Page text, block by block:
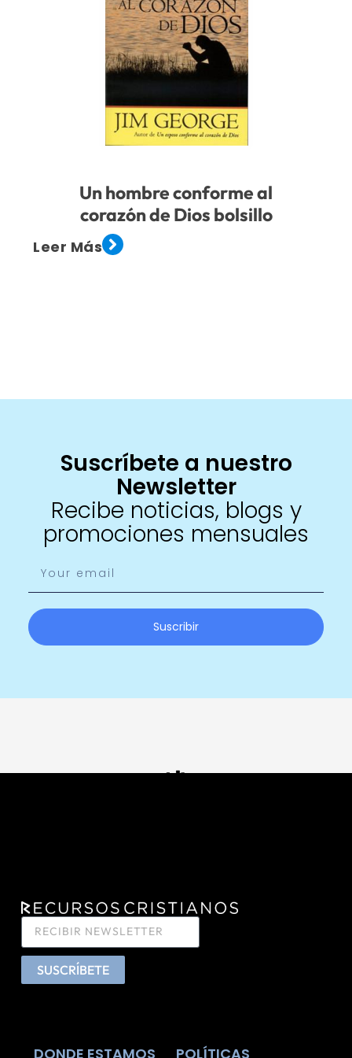
Un hombre conforme al
corazón de Dios bolsillo
Leer Más
Suscríbete a nuestro
Newsletter
Recibe noticias, blogs y
promociones mensuales
Suscribir
SUSCRÍBETE
DONDE ESTAMOS POLÍTICAS